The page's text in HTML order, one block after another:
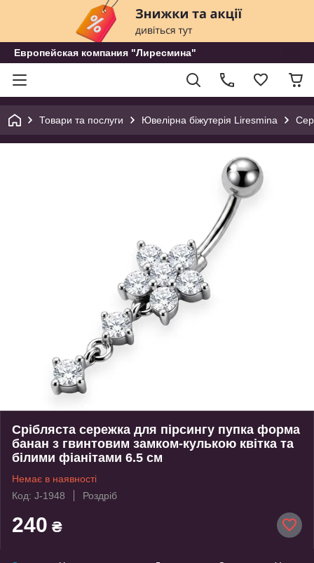
Европейская компания "Лиресмина"
Товари та послуги Ювелірна біжутерія Liresmina
Срібляста сережка для пірсингу пупка форма
банан з гвинтовим замком-кулькою квітка та
білими фіанітами 6.5 см
Немає в наявності
Код: J-1948
Роздріб
240 ₴